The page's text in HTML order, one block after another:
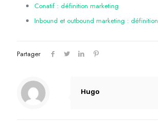
Conatif : définition marketing
Inbound et outbound marketing : définition
Partager
Hugo